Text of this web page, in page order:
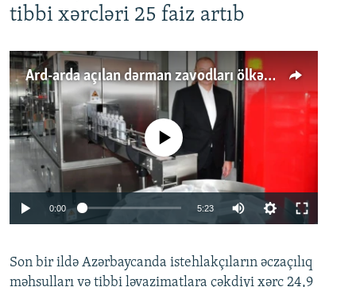
tibbi xərcləri 25 faiz artıb
Ard-arda açılan dərman zavodları ölkənin tələbatını ödəyirmi?
No media source currently available
0:00 5:23
360p
Son bir ildə Azərbaycanda istehlakçıların əczaçılıq
məhsulları və tibbi ləvazimatlara çəkdiyi xərc 24,9